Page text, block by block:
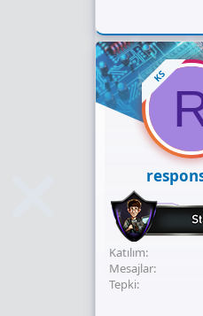
KS
Katılım
Mesajlar
Tepki